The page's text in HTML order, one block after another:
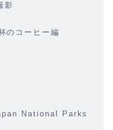
影
のコーヒー編
National Parks